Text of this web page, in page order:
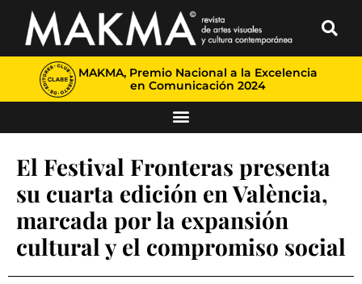
MAKMA, Premio Nacional a la Excelencia
en Comunicación 2024
El Festival Fronteras presenta
su cuarta edición en València,
marcada por la expansión
cultural y el compromiso social